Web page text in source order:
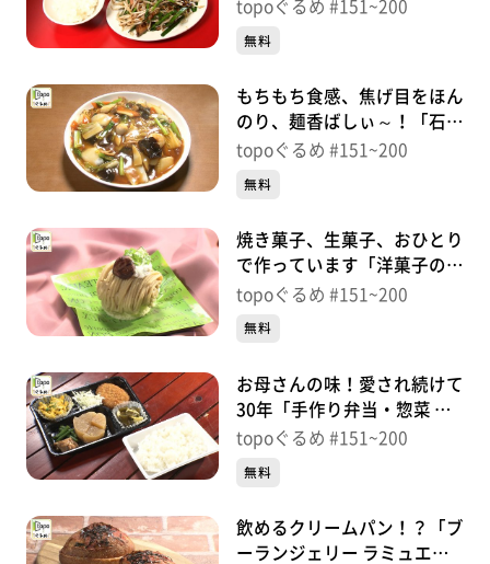
topoぐるめ #151~200
無料
もちもち食感、焦げ目をほん
のり、麺香ばしぃ～！「石井
屋」（泉区七北田大沢柏）＃
topoぐるめ #151~200
無料
焼き菓子、生菓子、おひとり
で作っています「洋菓子の店
ルピナス」（若林区沖野）＃
topoぐるめ #151~200
無料
お母さんの味！愛され続けて
30年「手作り弁当・惣菜 み
つわ家」（若林区荒町）＃
topoぐるめ #151~200
無料
飲めるクリームパン！？「ブ
ーランジェリー ラミュエー